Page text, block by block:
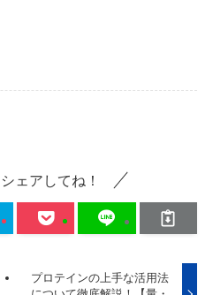
ェアしてね！
プロテインの上手な活用法